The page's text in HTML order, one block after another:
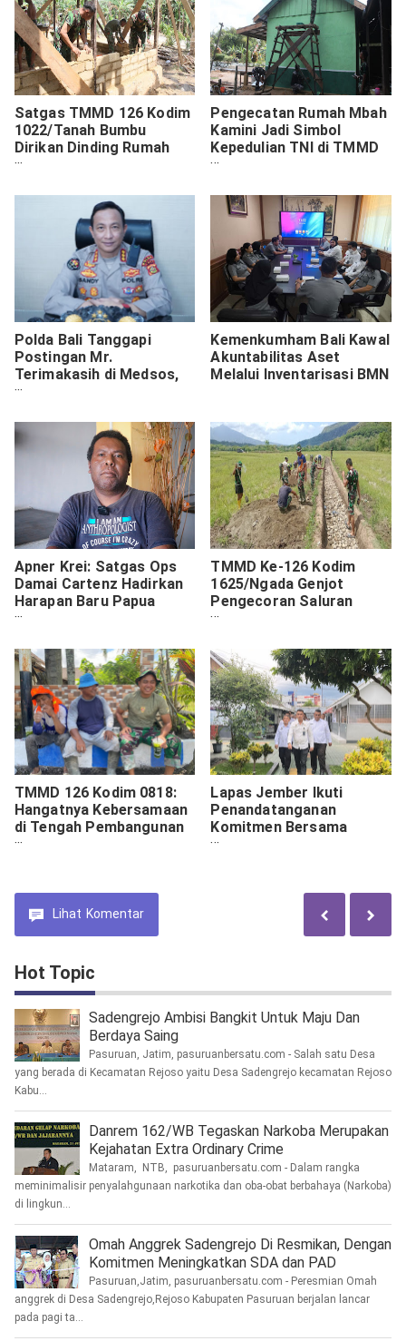
Satgas TMMD 126 Kodim
1022/Tanah Bumbu
Dirikan Dinding Rumah
Warga Program Rehab
Pengecatan Rumah Mbah
Kamini Jadi Simbol
Kepedulian TNI di TMMD
ke-126
Polda Bali Tanggapi
Postingan Mr.
Terimakasih di Medsos,
Imbau Masyarakat
Kemenkumham Bali Kawal
Akuntabilitas Aset
Melalui Inventarisasi BMN
Apner Krei: Satgas Ops
Damai Cartenz Hadirkan
Harapan Baru Papua
Aman dan Bermartabat
TMMD Ke-126 Kodim
1625/Ngada Genjot
Pengecoran Saluran
Irigasi Pu’un Keo,
TMMD 126 Kodim 0818:
Hangatnya Kebersamaan
di Tengah Pembangunan
Desa
Lapas Jember Ikuti
Penandatanganan
Komitmen Bersama
Ditjenpas, Perangi Halinar
Lihat Komentar
Hot Topic
Sadengrejo Ambisi Bangkit Untuk Maju Dan
Berdaya Saing
Pasuruan, Jatim, pasuruanbersatu.com - Salah satu Desa
yang berada di Kecamatan Rejoso yaitu Desa Sadengrejo kecamatan Rejoso
Kabu...
Danrem 162/WB Tegaskan Narkoba Merupakan
Kejahatan Extra Ordinary Crime
Mataram, NTB, pasuruanbersatu.com - Dalam rangka
meminimalisir penyalahgunaan narkotika dan oba-obat berbahaya (Narkoba)
di lingkun...
Omah Anggrek Sadengrejo Di Resmikan, Dengan
Komitmen Meningkatkan SDA dan PAD
Pasuruan,Jatim, pasuruanbersatu.com - Peresmian Omah
anggrek di Desa Sadengrejo,Rejoso Kabupaten Pasuruan berjalan lancar
pada pagi ta...